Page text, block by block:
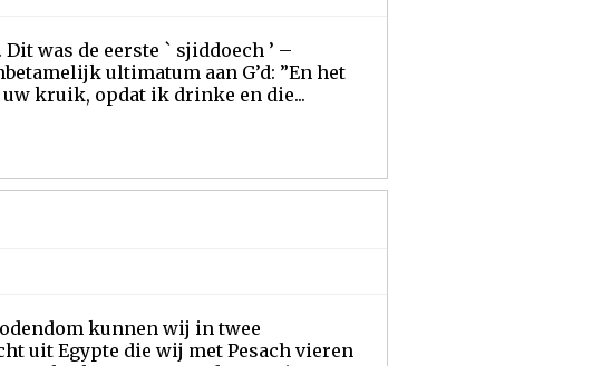
was de eerste ` sjiddoech ’ –
ultimatum aan G’d: ”En het
kruik, opdat ik drinke en die...
kunnen wij in twee
uit Egypte die wij met Pesach vieren